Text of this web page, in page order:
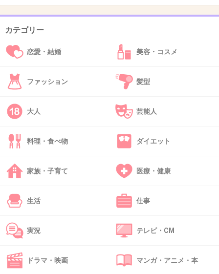
自分を偽ってるから好意を持たれるとプレッシ
ャーを感じる
自分の底の浅さを知られるのが怖い
だから逃げるし避けまくる
1件の返信
45. 匿名 2026/07/07(火) 21:31:20
一生幸せになれない性格だよ
わざわざ不安性の男にちょっかい出して
相手が反応すると逃げたいわーって一生言ってる
そういう性格だから変わらないよ
46. 匿名 2026/07/07(火) 21:32:32
カテゴリー
恋愛・結婚 美容・コスメ
ファッション 髪型
大人 芸能人
料理・食べ物 ダイエット
家族・子育て 医療・健康
生活 仕事
実況 テレビ・CM
ドラマ・映画 マンガ・アニメ・本